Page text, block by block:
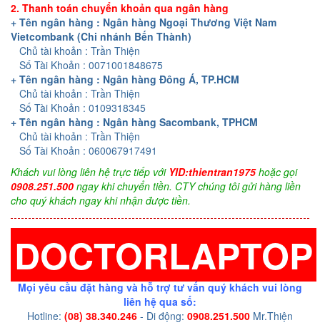
2. Thanh toán chuyển khoản qua ngân hàng
+ Tên ngân hàng : Ngân hàng Ngoại Thương Việt Nam
Vietcombank (Chi nhánh Bến Thành)
Chủ tài khoản : Trần Thiện
Số Tài Khoản : 0071001848675
+ Tên ngân hàng : Ngân hàng Đông Á, TP.HCM
Chủ tài khoản : Trần Thiện
Số Tài Khoản : 0109318345
+ Tên ngân hàng : Ngân hàng Sacombank, TPHCM
Chủ tài khoản : Trần Thiện
Số Tài Khoản : 060067917491
Khách vui lòng liên hệ trực tiếp với YID:thientran1975hoặc gọi
0908.251.500 ngay khi chuyển tiền. CTY chúng tôi gửi hàng liền
cho quý khách ngay khi nhận được tiền.
DOCTORLAPTOP
Mọi yêu cầu đặt hàng và hỗ trợ tư vấn quý khách vui lòng
liên hệ qua số:
Hotline: (08) 38.340.246 - Di động: 0908.251.500 Mr.Thiện